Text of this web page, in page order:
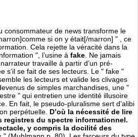
consommateur de news transforme le
si on y était[/marron] " , ce
Cela rejette la véracité dans la
", l’usine à fake . Ne jamais
travaille à partir d’un pré-
s’il se fait de ses lecteurs. Le " fake "
les lecteurs et valide les clivages
de simples marchandises, une "
" qui entretien une identité illusoire
En fait, le pseudo-pluralisme sert d’alibi
perpétuelle. D’où la nécessité de lire
registres du spectre informationnel.
y compris la docilité des